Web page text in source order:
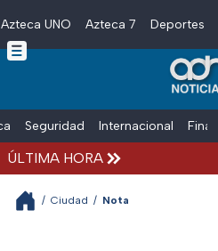
Skip to main content
Azteca UNO Azteca 7 Deportes
Seguridad Internacional
ÚLTIMA HORA
/ Ciudad / Nota